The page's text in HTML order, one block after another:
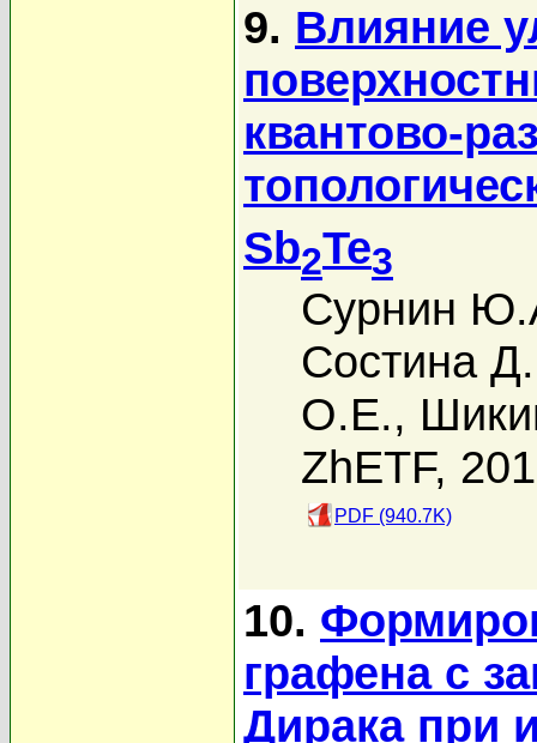
9. Влияние
квантово-
Sb2Te3
Сурнин
Состина
О.Е.,
ZhETF,
PDF (940.7K)
10.
графена с
Дирака при